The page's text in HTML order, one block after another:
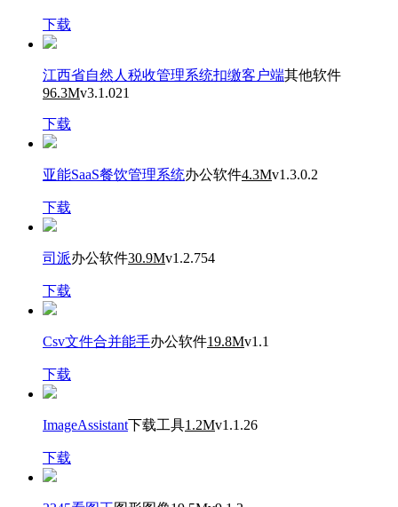
下载
江西省自然人税收管理系统扣缴客户端其他软件
96.3Mv3.1.021
下载
亚能SaaS餐饮管理系统办公软件4.3Mv1.3.0.2
下载
司派办公软件30.9Mv1.2.754
下载
Csv文件合并能手办公软件19.8Mv1.1
下载
ImageAssistant下载工具1.2Mv1.1.26
下载